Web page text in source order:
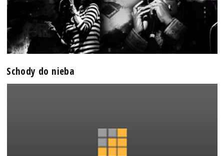
Schody do nieba